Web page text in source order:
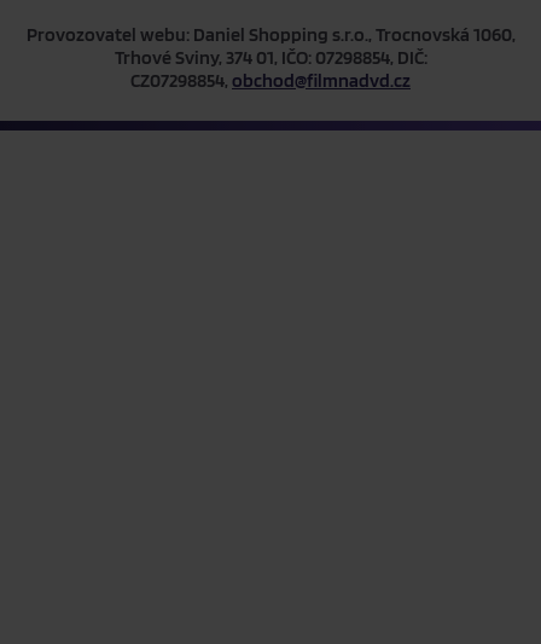
Provozovatel webu: Daniel Shopping s.r.o., Trocnovská 1060,
Trhové Sviny, 374 01, IČO: 07298854, DIČ:
CZ07298854, obchod@filmnadvd.cz